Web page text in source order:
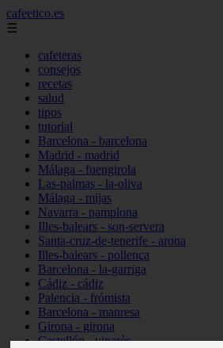
cafeetico.es
☰
cafeteras
consejos
recetas
salud
tipos
tutorial
Barcelona - barcelona
Madrid - madrid
Málaga - fuengirola
Las-palmas - la-oliva
Málaga - mijas
Navarra - pamplona
Illes-balears - son-servera
Santa-cruz-de-tenerife - arona
Illes-balears - pollença
Barcelona - la-garriga
Cádiz - cádiz
Palencia - frómista
Barcelona - manresa
Girona - girona
Castellón - vinaròs